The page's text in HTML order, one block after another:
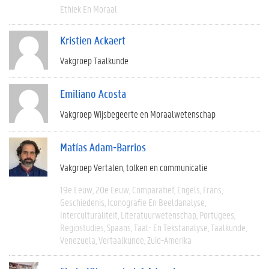
Ethiek En Moraal
Kristien Ackaert
Vakgroep Taalkunde
Emiliano Acosta
Vakgroep Wijsbegeerte en Moraalwetenschap
Matías Adam-Barrios
Vakgroep Vertalen, tolken en communicatie
19e Eeuw 20e Eeuw Comparatief Engels Frans
Geschiedenis Iconografie En Beeldanalyse
Interculturaliteit Literatuurwetenschap Portugees
Regiostudies Spaans Taal- En Tekstanalyse Taalkunde
Venezuela Vertaalkunde Zuid-Amerika